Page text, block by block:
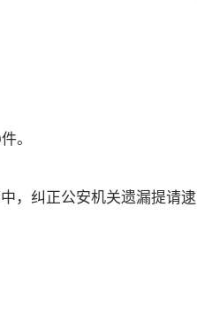
。
，纠正公安机关遗漏提请逮